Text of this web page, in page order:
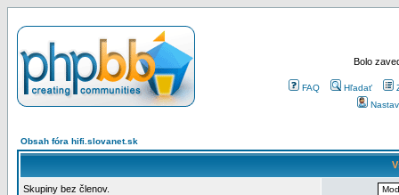
Bolo
FAQ Hľadať
Obsah fóra hifi.slovanet.sk
Skupiny bez členov.